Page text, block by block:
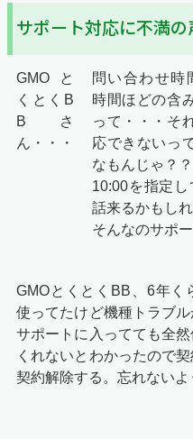
サポート対応に不満の
GMOと
くとくB
Bさ
ん・・・
問い合わせ時
時間ほどの含
って・・・そ
応できないっ
なもんじゃ？？
10:00を指定
話来るかもし
そんなのサポ
GMOとくとくBB、6年く
使ってたけど機種トラブ
サポートに入ってても全
くれないとわかったので
契約解除する。忘れないよ